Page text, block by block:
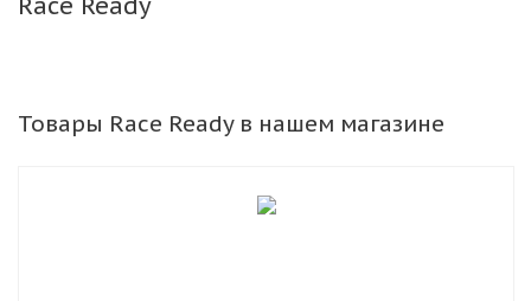
Товары Race Ready в нашем магазине